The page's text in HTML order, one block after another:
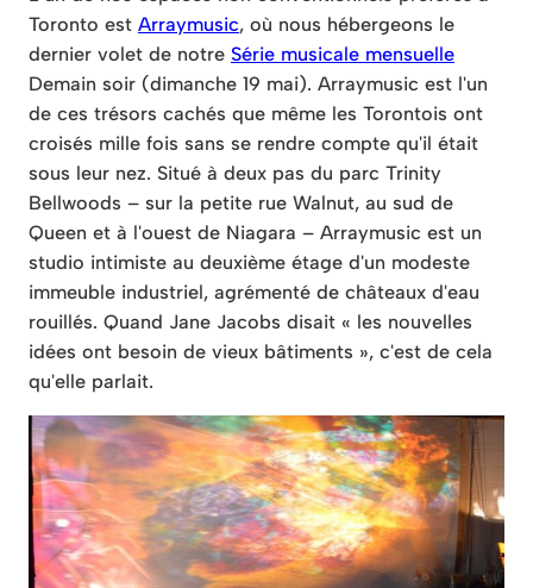
Toronto est Arraymusic, où nous hébergeons le
dernier volet de notre Série musicale mensuelle
Demain soir (dimanche 19 mai). Arraymusic est l'un
de ces trésors cachés que même les Torontois ont
croisés mille fois sans se rendre compte qu'il était
sous leur nez. Situé à deux pas du parc Trinity
Bellwoods – sur la petite rue Walnut, au sud de
Queen et à l'ouest de Niagara – Arraymusic est un
studio intimiste au deuxième étage d'un modeste
immeuble industriel, agrémenté de châteaux d'eau
rouillés. Quand Jane Jacobs disait « les nouvelles
idées ont besoin de vieux bâtiments », c'est de cela
qu'elle parlait.